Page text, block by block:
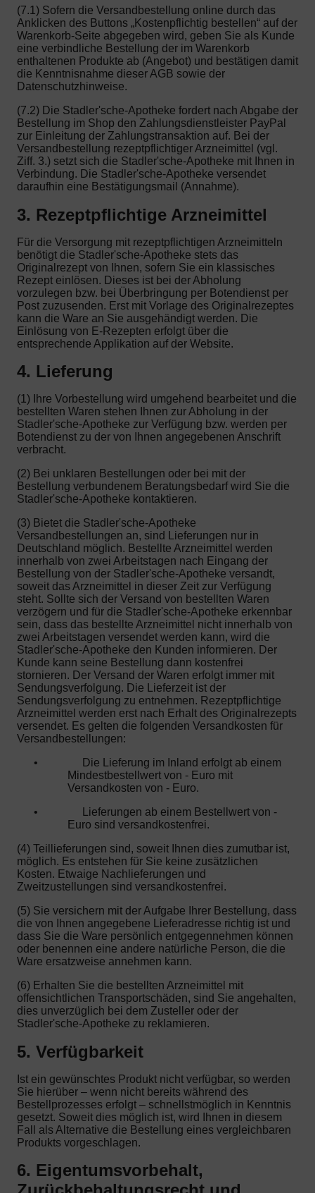
(7.1) Sofern die Versandbestellung online durch das
Anklicken des Buttons „Kostenpflichtig bestellen“ auf der
Warenkorb-Seite abgegeben wird, geben Sie als Kunde
eine verbindliche Bestellung der im Warenkorb
enthaltenen Produkte ab (Angebot) und bestätigen damit
die Kenntnisnahme dieser AGB sowie der
Datenschutzhinweise.
(7.2) Die Stadler'sche-Apotheke fordert nach Abgabe der
Bestellung im Shop den Zahlungsdienstleister PayPal
zur Einleitung der Zahlungstransaktion auf. Bei der
Versandbestellung rezeptpflichtiger Arzneimittel (vgl.
Ziff. 3.) setzt sich die Stadler'sche-Apotheke mit Ihnen in
Verbindung. Die Stadler'sche-Apotheke versendet
daraufhin eine Bestätigungsmail (Annahme).
3. Rezeptpflichtige Arzneimittel
Für die Versorgung mit rezeptpflichtigen Arzneimitteln
benötigt die Stadler'sche-Apotheke stets das
Originalrezept von Ihnen, sofern Sie ein klassisches
Rezept einlösen. Dieses ist bei der Abholung
vorzulegen bzw. bei Überbringung per Botendienst per
Post zuzusenden. Erst mit Vorlage des Originalrezeptes
kann die Ware an Sie ausgehändigt werden. Die
Einlösung von E-Rezepten erfolgt über die
entsprechende Applikation auf der Website.
4. Lieferung
(1) Ihre Vorbestellung wird umgehend bearbeitet und die
bestellten Waren stehen Ihnen zur Abholung in der
Stadler'sche-Apotheke zur Verfügung bzw. werden per
Botendienst zu der von Ihnen angegebenen Anschrift
verbracht.
(2) Bei unklaren Bestellungen oder bei mit der
Bestellung verbundenem Beratungsbedarf wird Sie die
Stadler'sche-Apotheke kontaktieren.
(3) Bietet die Stadler'sche-Apotheke
Versandbestellungen an, sind Lieferungen nur in
Deutschland möglich. Bestellte Arzneimittel werden
innerhalb von zwei Arbeitstagen nach Eingang der
Bestellung von der Stadler'sche-Apotheke versandt,
soweit das Arzneimittel in dieser Zeit zur Verfügung
steht. Sollte sich der Versand von bestellten Waren
verzögern und für die Stadler'sche-Apotheke erkennbar
sein, dass das bestellte Arzneimittel nicht innerhalb von
zwei Arbeitstagen versendet werden kann, wird die
Stadler'sche-Apotheke den Kunden informieren. Der
Kunde kann seine Bestellung dann kostenfrei
stornieren. Der Versand der Waren erfolgt immer mit
Sendungsverfolgung. Die Lieferzeit ist der
Sendungsverfolgung zu entnehmen. Rezeptpflichtige
Arzneimittel werden erst nach Erhalt des Originalrezepts
versendet. Es gelten die folgenden Versandkosten für
Versandbestellungen:
•
Die Lieferung im Inland erfolgt ab einem
Mindestbestellwert von - Euro mit
Versandkosten von - Euro.
•
Lieferungen ab einem Bestellwert von -
Euro sind versandkostenfrei.
(4) Teillieferungen sind, soweit Ihnen dies zumutbar ist,
möglich. Es entstehen für Sie keine zusätzlichen
Kosten. Etwaige Nachlieferungen und
Zweitzustellungen sind versandkostenfrei.
(5) Sie versichern mit der Aufgabe Ihrer Bestellung, dass
die von Ihnen angegebene Lieferadresse richtig ist und
dass Sie die Ware persönlich entgegennehmen können
oder benennen eine andere natürliche Person, die die
Ware ersatzweise annehmen kann.
(6) Erhalten Sie die bestellten Arzneimittel mit
offensichtlichen Transportschäden, sind Sie angehalten,
dies unverzüglich bei dem Zusteller oder der
Stadler'sche-Apotheke zu reklamieren.
5. Verfügbarkeit
Ist ein gewünschtes Produkt nicht verfügbar, so werden
Sie hierüber – wenn nicht bereits während des
Bestellprozesses erfolgt – schnellstmöglich in Kenntnis
gesetzt. Soweit dies möglich ist, wird Ihnen in diesem
Fall als Alternative die Bestellung eines vergleichbaren
Produkts vorgeschlagen.
6. Eigentumsvorbehalt,